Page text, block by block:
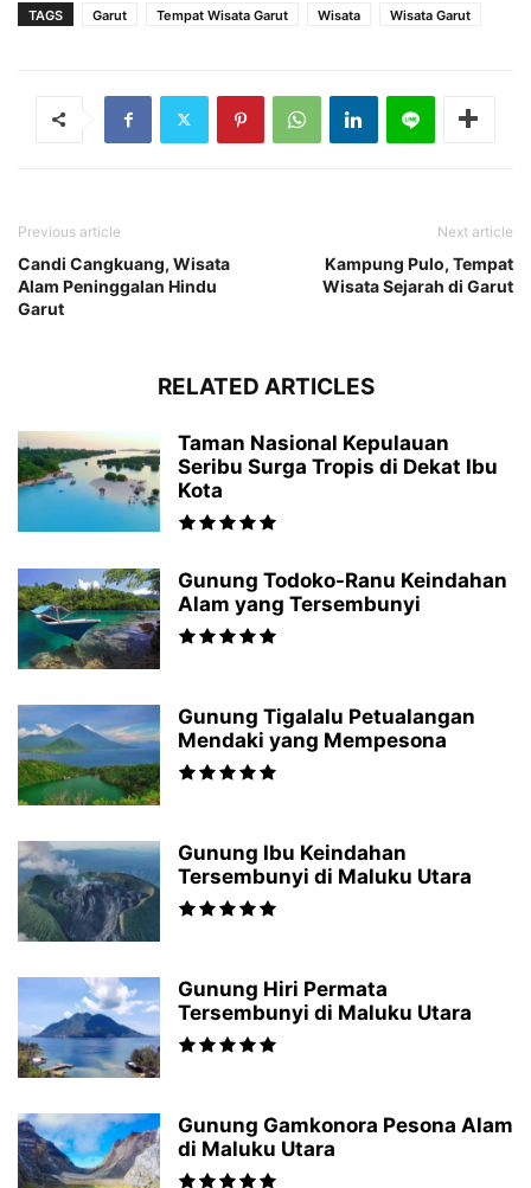
TAGS Garut Tempat Wisata Garut Wisata Wisata Garut
Previous article
Candi Cangkuang, Wisata
Alam Peninggalan Hindu
Garut
Next article
Kampung Pulo, Tempat
Wisata Sejarah di Garut
RELATED ARTICLES
Taman Nasional Kepulauan
Seribu Surga Tropis di Dekat Ibu
Kota
Gunung Todoko-Ranu Keindahan
Alam yang Tersembunyi
Gunung Tigalalu Petualangan
Mendaki yang Mempesona
Gunung Ibu Keindahan
Tersembunyi di Maluku Utara
Gunung Hiri Permata
Tersembunyi di Maluku Utara
Gunung Gamkonora Pesona Alam
di Maluku Utara